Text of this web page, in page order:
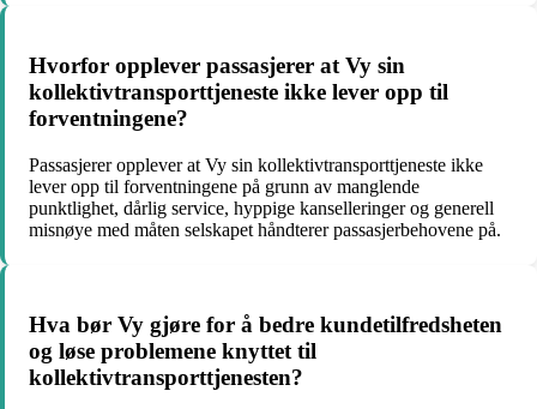
Hvorfor opplever passasjerer at Vy sin
kollektivtransporttjeneste ikke lever opp til
forventningene?
Passasjerer opplever at Vy sin kollektivtransporttjeneste ikke
lever opp til forventningene på grunn av manglende
punktlighet, dårlig service, hyppige kanselleringer og generell
misnøye med måten selskapet håndterer passasjerbehovene på.
Hva bør Vy gjøre for å bedre kundetilfredsheten
og løse problemene knyttet til
kollektivtransporttjenesten?